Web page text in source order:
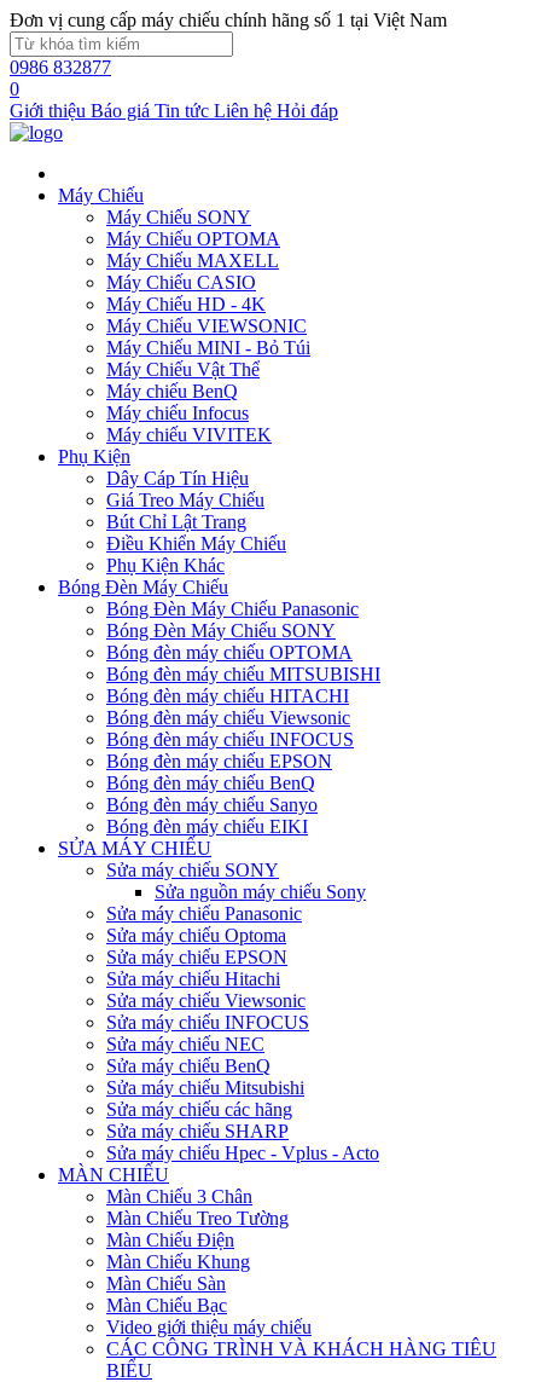
Đơn vị cung cấp máy chiếu chính hãng số 1 tại Việt Nam
0986 832877
0
Giới thiệu Báo giá Tin tức Liên hệ Hỏi đáp
Máy Chiếu
Máy Chiếu SONY
Máy Chiếu OPTOMA
Máy Chiếu MAXELL
Máy Chiếu CASIO
Máy Chiếu HD - 4K
Máy Chiếu VIEWSONIC
Máy Chiếu MINI - Bỏ Túi
Máy Chiếu Vật Thể
Máy chiếu BenQ
Máy chiếu Infocus
Máy chiếu VIVITEK
Phụ Kiện
Dây Cáp Tín Hiệu
Giá Treo Máy Chiếu
Bút Chỉ Lật Trang
Điều Khiển Máy Chiếu
Phụ Kiện Khác
Bóng Đèn Máy Chiếu
Bóng Đèn Máy Chiếu Panasonic
Bóng Đèn Máy Chiếu SONY
Bóng đèn máy chiếu OPTOMA
Bóng đèn máy chiếu MITSUBISHI
Bóng đèn máy chiếu HITACHI
Bóng đèn máy chiếu Viewsonic
Bóng đèn máy chiếu INFOCUS
Bóng đèn máy chiếu EPSON
Bóng đèn máy chiếu BenQ
Bóng đèn máy chiếu Sanyo
Bóng đèn máy chiếu EIKI
SỬA MÁY CHIẾU
Sửa máy chiếu SONY
Sửa nguồn máy chiếu Sony
Sửa máy chiếu Panasonic
Sửa máy chiếu Optoma
Sửa máy chiếu EPSON
Sửa máy chiếu Hitachi
Sửa máy chiếu Viewsonic
Sửa máy chiếu INFOCUS
Sửa máy chiếu NEC
Sửa máy chiếu BenQ
Sửa máy chiếu Mitsubishi
Sửa máy chiếu các hãng
Sửa máy chiếu SHARP
Sửa máy chiếu Hpec - Vplus - Acto
MÀN CHIẾU
Màn Chiếu 3 Chân
Màn Chiếu Treo Tường
Màn Chiếu Điện
Màn Chiếu Khung
Màn Chiếu Sàn
Màn Chiếu Bạc
Video giới thiệu máy chiếu
CÁC CÔNG TRÌNH VÀ KHÁCH HÀNG TIÊU
BIỂU